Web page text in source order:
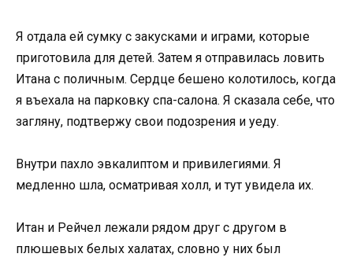
Я отдала ей сумку с закусками и играми, которые
приготовила для детей. Затем я отправилась ловить
Итана с поличным. Сердце бешено колотилось, когда
я въехала на парковку спа-салона. Я сказала себе, что
загляну, подтвержу свои подозрения и уеду.
Внутри пахло эвкалиптом и привилегиями. Я
медленно шла, осматривая холл, и тут увидела их.
Итан и Рейчел лежали рядом друг с другом в
плюшевых белых халатах, словно у них был